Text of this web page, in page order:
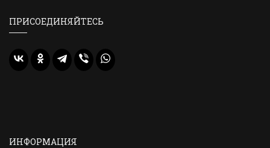
ПРИСОЕДИНЯЙТЕСЬ
ИНФОРМАЦИЯ